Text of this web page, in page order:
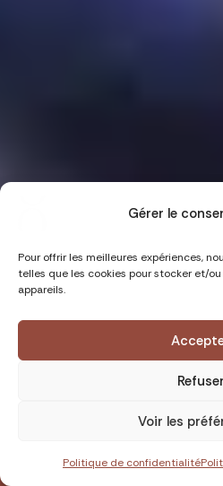
Gérer le
Pour offrir les meilleures expériences,
telles que les cookies pour stocker et/
appareils.
Refuser
Voir les
Politique de confidentialité
Degré d'immersion :